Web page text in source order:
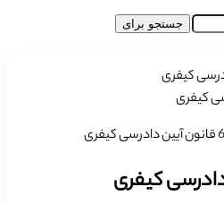
جستجو برای